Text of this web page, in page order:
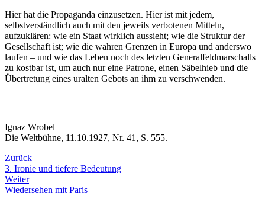
Hier hat die Propaganda einzusetzen. Hier ist mit jedem,
selbstverständlich auch mit den jeweils verbotenen Mitteln,
aufzuklären: wie ein Staat wirklich aussieht; wie die Struktur der
Gesellschaft ist; wie die wahren Grenzen in Europa und anderswo
laufen – und wie das Leben noch des letzten Generalfeldmarschalls
zu kostbar ist, um auch nur eine Patrone, einen Säbelhieb und die
Übertretung eines uralten Gebots an ihm zu verschwenden.
Ignaz Wrobel
Die Weltbühne, 11.10.1927, Nr. 41, S. 555.
Zurück
3. Ironie und tiefere Bedeutung
Weiter
Wiedersehen mit Paris